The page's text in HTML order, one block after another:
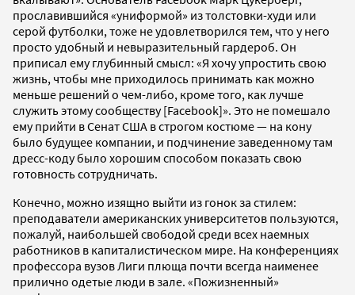
прославившийся «униформой» из толстовки-худи или
серой футболки, тоже не удовлетворился тем, что у него
просто удобный и невыразительный гардероб. Он
приписал ему глубинный смысл: «Я хочу упростить свою
жизнь, чтобы мне приходилось принимать как можно
меньше решений о чем-либо, кроме того, как лучше
служить этому сообществу [Facebook]». Это не помешало
ему прийти в Сенат США в строгом костюме — на кону
было будущее компании, и подчинение заведенному там
дресс-коду было хорошим способом показать свою
готовность сотрудничать.
Конечно, можно изящно выйти из гонок за стилем:
преподаватели американских университетов пользуются,
пожалуй, наибольшей свободой среди всех наемных
работников в капиталистическом мире. На конференциях
профессора вузов Лиги плюща почти всегда наименее
прилично одетые люди в зале. «Пожизненный»